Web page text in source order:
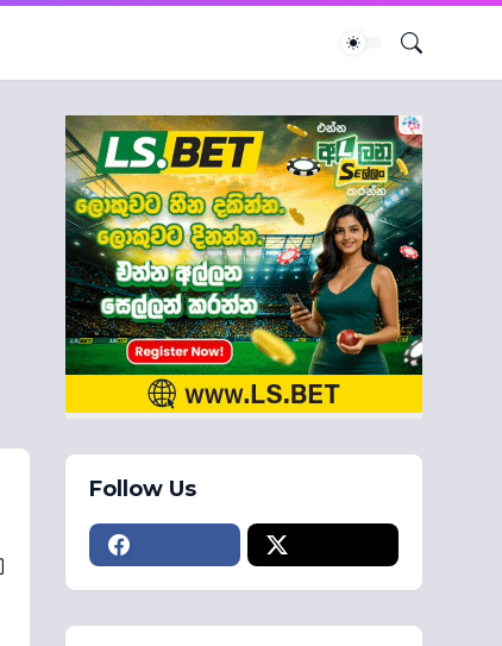
Follow Us